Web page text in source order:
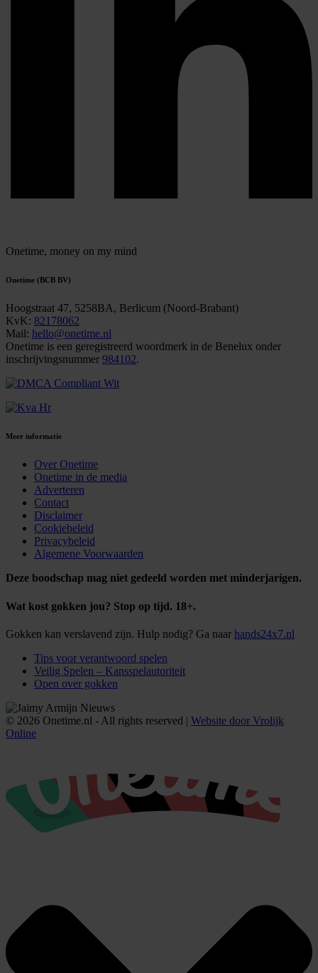
Onetime, money on my mind
Onetime (BCB BV)
Hoogstraat 47, 5258BA, Berlicum (Noord-Brabant)
KvK: 82178062
Mail: hello@onetime.nl
Onetime is een geregistreerd woordmerk in de Benelux onder
inschrijvingsnummer 984102.
Meer informatie
Over Onetime
Onetime in de media
Adverteren
Contact
Disclaimer
Cookiebeleid
Privacybeleid
Algemene Voorwaarden
Deze boodschap mag niet gedeeld worden met minderjarigen.
Wat kost gokken jou? Stop op tijd. 18+.
Gokken kan verslavend zijn. Hulp nodig? Ga naar hands24x7.nl
Tips voor verantwoord spelen
Veilig Spelen – Kansspelautoriteit
Open over gokken
© 2026 Onetime.nl - All rights reserved | Website door Vrolijk
Online